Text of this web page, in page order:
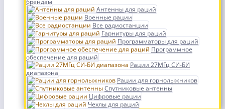
брендам
Антенны для раций
Военные рации
Все радиостанции
Гарнитуры для раций
Программаторы для раций
Программное
обеспечение для раций
Рации 27МГц СИ-БИ
диапазона
Рации для горнолыжников
Спутниковые антенны
Цифровые рации
Чехлы для раций